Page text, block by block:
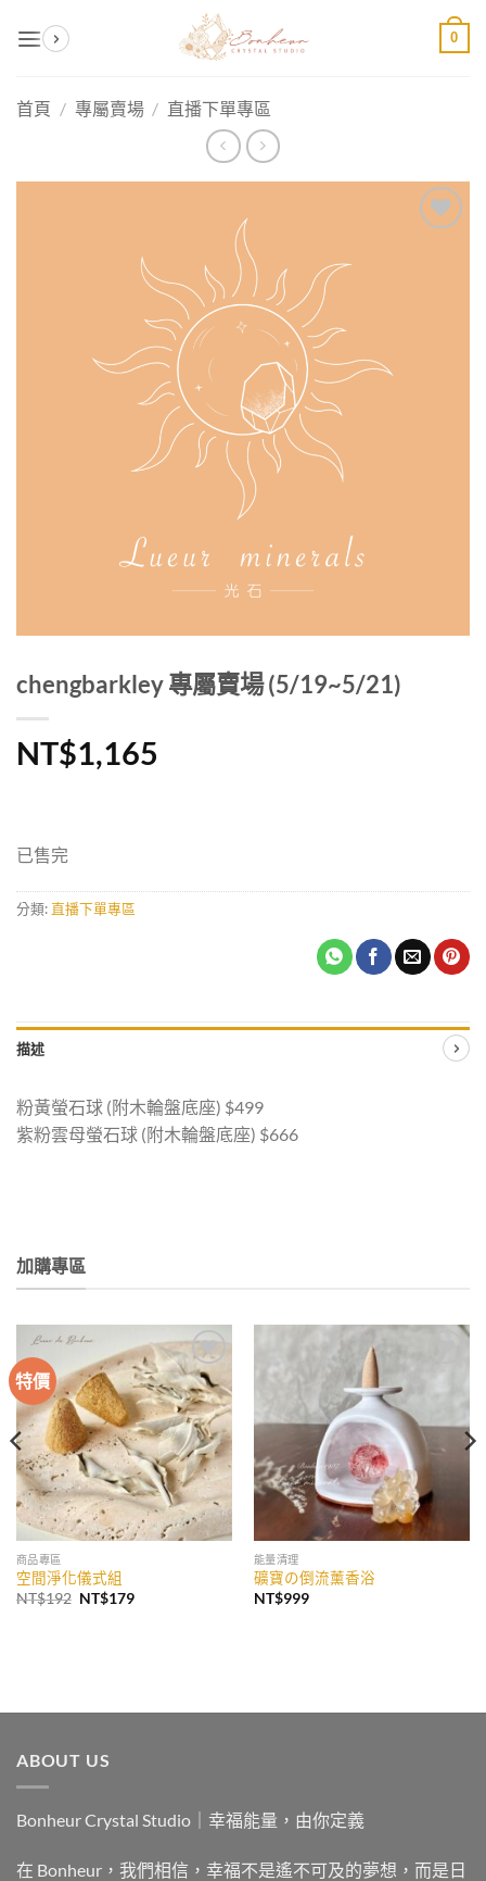
0
首頁 / 專屬賣場 / 直播下單專區
chengbarkley 專屬賣場 (5/19~5/21)
NT$1,165
已售完
分類: 直播下單專區
描述
粉黃螢石球 (附木輪盤底座) $499
紫粉雲母螢石球 (附木輪盤底座) $666
加購專區
特價
加入
收藏
商品專區
空間淨化儀式組
NT$192 原
NT$179目
收藏
能量清理
礦寶の倒流薰香浴
NT$999
ABOUT US
Bonheur Crystal Studio｜幸福能量，由你定義
在 Bonheur，我們相信，幸福不是遙不可及的夢想，而是日